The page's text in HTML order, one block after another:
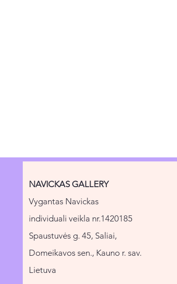
NAVICKAS GALLERY
Vygantas Navickas
individuali veikla nr.1420185
Spaustuvės g. 45, Saliai,
Domeikavos sen., Kauno r. sav.
Lietuva